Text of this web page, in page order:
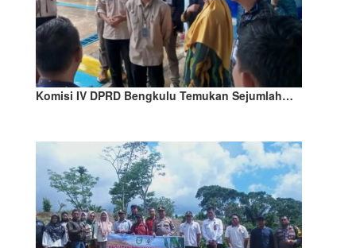
Komisi IV DPRD Bengkulu Temukan Sejumlah…